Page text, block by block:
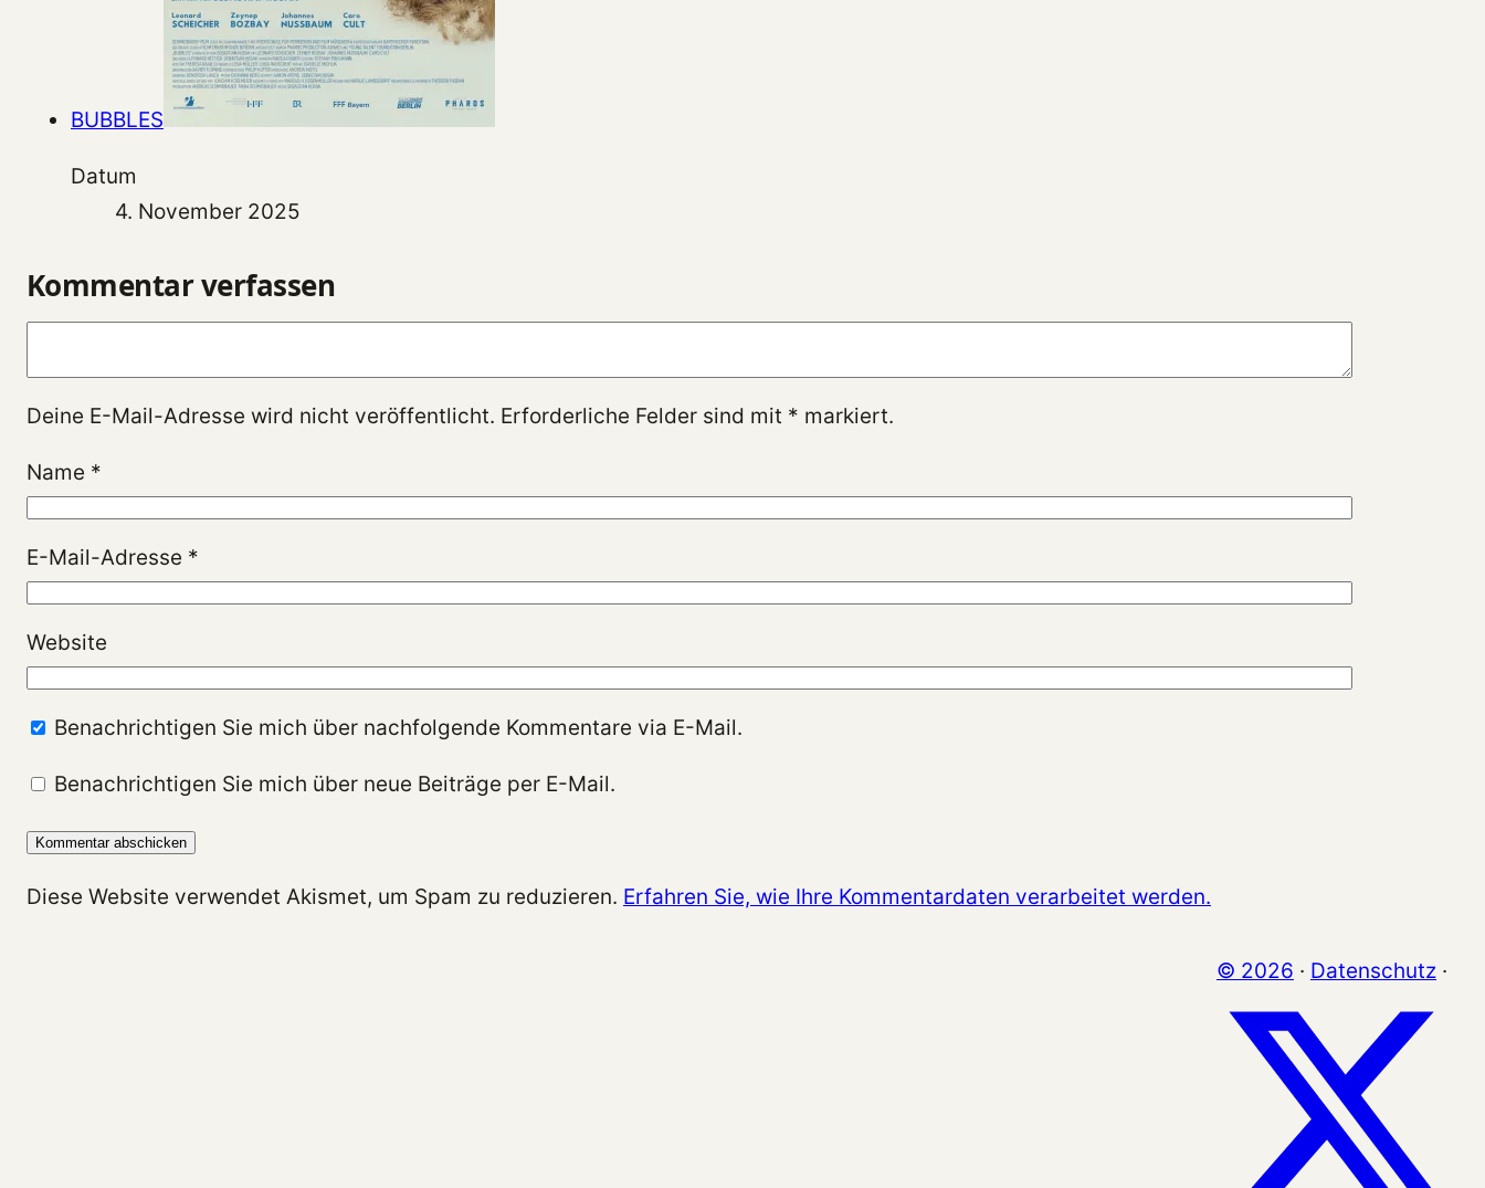
BUBBLES
Datum
4. November 2025
Kommentar verfassen
Deine E-Mail-Adresse wird nicht veröffentlicht. Erforderliche Felder sind mit * markiert.
Name *
E-Mail-Adresse *
Website
Benachrichtigen Sie mich über nachfolgende Kommentare via E-Mail.
Benachrichtigen Sie mich über neue Beiträge per E-Mail.
Diese Website verwendet Akismet, um Spam zu reduzieren. Erfahren Sie, wie Ihre Kommentardaten verarbeitet werden.
© 2026 · Datenschutz ·